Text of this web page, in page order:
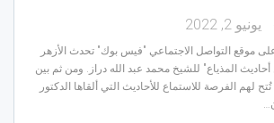
يونيو 2, 2022
موقع التواصل الاجتماعي "فيس بوك" تحدث الأزهر
المذياع" للشيخ محمد عبد الله دراز. ومن ثم بين
لهم الفرصة للاستماع للأحاديث التي ألقاها الدكتور